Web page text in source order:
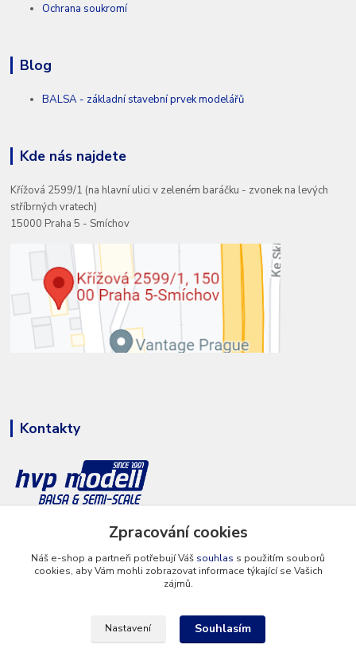
Ochrana soukromí
Blog
BALSA - základní stavební prvek modelářů
Kde nás najdete
Křížová 2599/1 (na hlavní ulici v zeleném baráčku - zvonek na levých
stříbrných vratech)
15000 Praha 5 - Smíchov
Kontakty
+420 777 286 674
info@hvp-modell.cz
Zpracování cookies
Náš e-shop a partneři potřebují Váš souhlas s použitím souborů
cookies, aby Vám mohli zobrazovat informace týkající se Vašich
zájmů.
Nastavení Souhlasím